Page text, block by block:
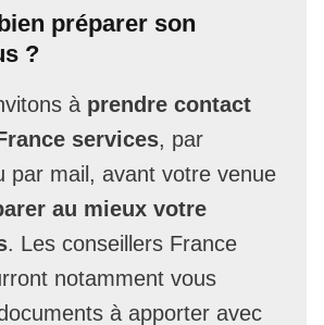
préparer son
?
à prendre contact
services, par
par mail, avant votre venue
au mieux votre
. Les conseillers France
notamment vous
à apporter avec